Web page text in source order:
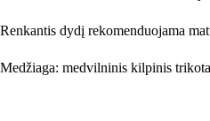
Renkantis dydį rekomenduojama
Medžiaga: medvilninis kilpinis